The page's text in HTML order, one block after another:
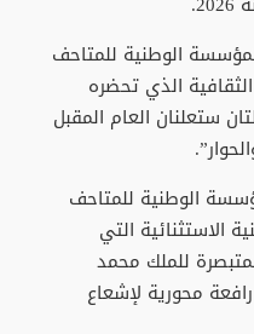
الوطنية للمتاحف
الذي تحضره
ستعلنان العام المقبل
الوطنية للمتاحف
الاستثنائية التي
للملك محمد
محورية لإشعاع